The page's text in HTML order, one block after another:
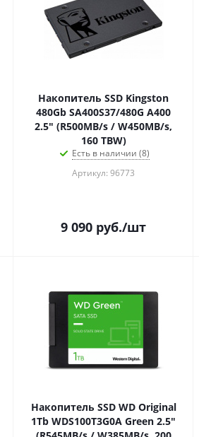
Накопитель SSD Kingston
480Gb SA400S37/480G A400
2.5" (R500MB/s / W450MB/s,
160 TBW)
Есть в наличии (8)
Артикул: 96773
9 090 руб./шт
Накопитель SSD WD Original
1Tb WDS100T3G0A Green 2.5"